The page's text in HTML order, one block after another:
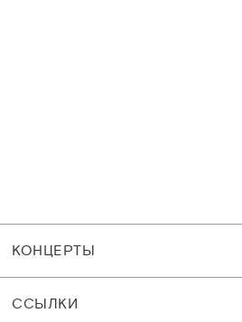
КОНЦЕРТЫ
CСЫЛКИ